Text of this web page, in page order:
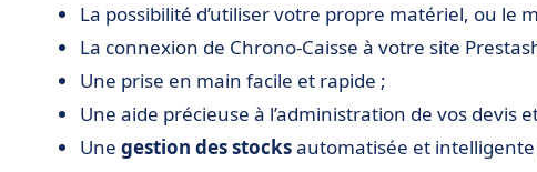
La possibilité d’utiliser votre propre matériel, ou le
La connexion de Chrono-Caisse à votre site
Une prise en main facile et rapide ;
Une aide précieuse à l’administration de vos devis
Une gestion des stocksautomatisée et intelligente